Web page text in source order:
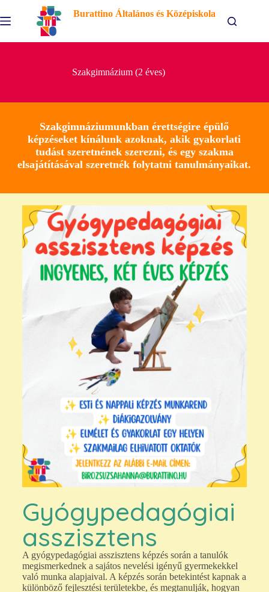
Burattino Általános és Középiskola
Szakgimnázium (2 éves)
Szakgimnáziumunkban érettségire épülő
képzéseket kínálunk azoknak, akik gyakorlati
tudást szeretnének szerezni, és egy szakma
elsajátításával szeretnék folytatni tanulmányaikat.
Gyógypedagógiai
asszisztens
A gyógypedagógiai asszisztens képzés során a tanulók
megismerkednek a sajátos nevelési igényű gyermekekkel
való munka alapjaival. A képzés során betekintést kapnak a
különböző fejlesztési területekbe, és megtanulják, hogyan